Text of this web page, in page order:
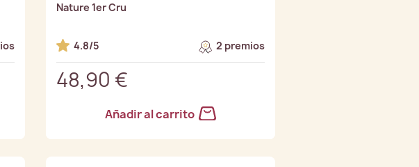
Nature 1er Cru
4.8/5 2 premios
48,90 €
Añadir al carrito